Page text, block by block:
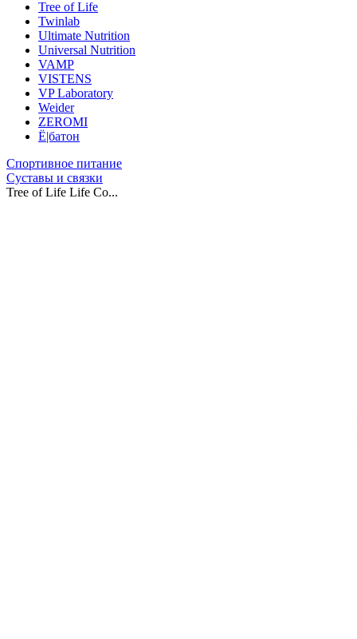
Tree of Life
Twinlab
Ultimate Nutrition
Universal Nutrition
VAMP
VISTENS
VP Laboratory
Weider
ZEROMI
Ё|батон
Спортивное питание
Суставы и связки
Tree of Life Life Co...